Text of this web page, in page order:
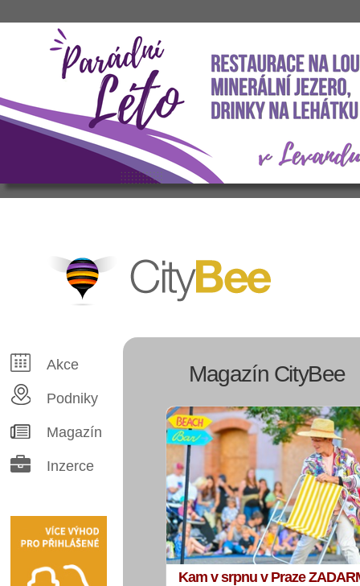
CityBee
Akce
Podniky
Magazín
Inzerce
Magazín CityBee
Kam v srpnu v Praze